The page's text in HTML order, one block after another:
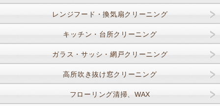
レンジフード・換気扇クリーニング
キッチン・台所クリーニング
ガラス・サッシ・網戸クリーニング
高所吹き抜け窓クリーニング
フローリング清掃、WAX